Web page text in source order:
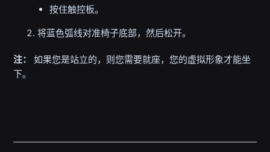
按住触控板。
将蓝色弧线对准椅子底部，然后松开。
注：
如果您是站立的，则您需要就座，您的虚拟形象才能坐
下。